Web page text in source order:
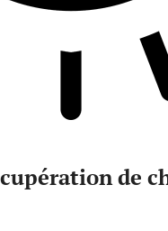
de